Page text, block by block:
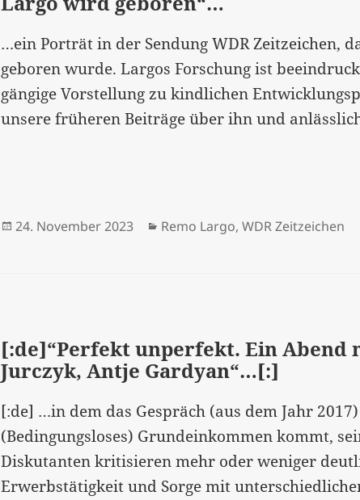
…ein Porträt in der Sendung WDR Zeitzeichen,
geboren wurde. Largos Forschung ist
gängige Vorstellung zu kindlichen
unsere früheren Beiträge über ihn und
Veröffentlicht
24. November 2023 Kategorien
Remo Largo,WDR Zeitzeichen
[:de]“Perfekt unperfekt. Ein Abend
Jurczyk, Antje Gardyan“…[:]
[:de] …in dem das Gespräch (aus dem Jahr
(Bedingungsloses) Grundeinkommen kommt,
Diskutanten kritisieren mehr oder weniger
Erwerbstätigkeit und Sorge mit